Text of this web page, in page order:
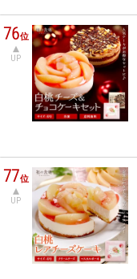
76位
UP
77位
UP